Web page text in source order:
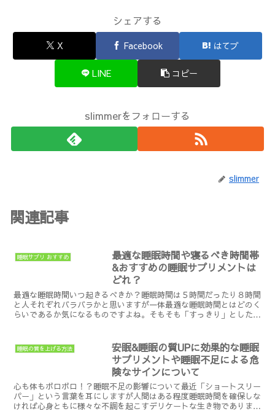
シェアする
X Facebook はてブ
LINE コピー
slimmerをフォローする
slimmer
関連記事
睡眠サプリ おすすめ
最適な睡眠時間や寝るべき時間帯
&おすすめの睡眠サプリメントは
どれ？
最適な睡眠時間いつ起きるべきか？睡眠時間は５時間だったり８時間
と人それぞれバラバラかと思いますが一体最適な睡眠時間とはどのく
らいであるか気になるものですよね。そもそも「すっきり」とした状
睡眠の質を上げる方法
安眠&睡眠の質UPに効果的な睡眠
サプリメントや睡眠不足による危
険なサインについて
心も体もボロボロ！？睡眠不足の影響について最近「ショートスリー
パー」という言葉を耳にしますが人間はある程度睡眠時間を確保しな
ければ心身ともに様々な不調を起こすデリケートな生き物でありま